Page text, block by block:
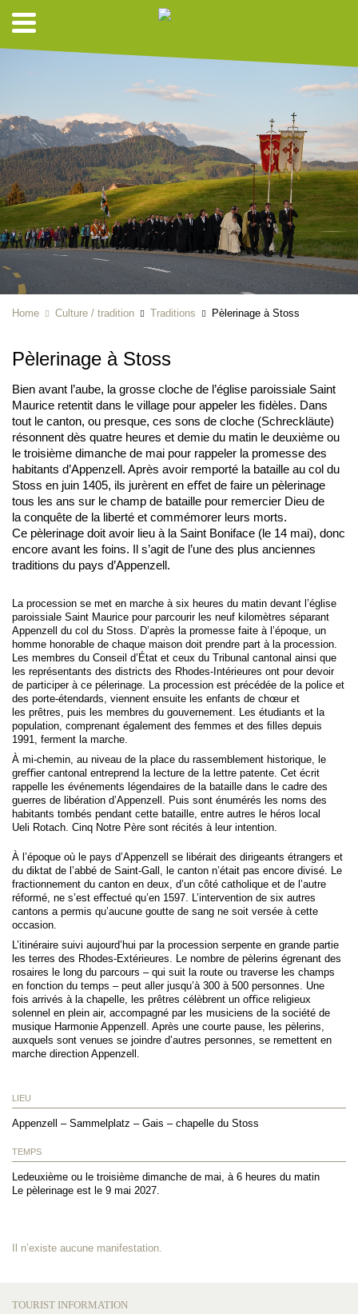
Home Culture / tradition Traditions Pèlerinage à Stoss
Pèlerinage à Stoss
Bien avant l’aube, la grosse cloche de l’église paroissiale Saint
Maurice retentit dans le village pour appeler les ﬁdèles. Dans
tout le canton, ou presque, ces sons de cloche (Schreckläute)
résonnent dès quatre heures et demie du matin le deuxième ou
le troisième dimanche de mai pour rappeler la promesse des
habitants d’Appenzell. Après avoir remporté la bataille au col du
Stoss en juin 1405, ils jurèrent en eﬀet de faire un pèlerinage
tous les ans sur le champ de bataille pour remercier Dieu de
la conquête de la liberté et commémorer leurs morts.
Ce pèlerinage doit avoir lieu à la Saint Boniface (le 14 mai), donc
encore avant les foins. Il s’agit de l’une des plus anciennes
traditions du pays d’Appenzell.
La procession se met en marche à six heures du matin devant l’église
paroissiale Saint Maurice pour parcourir les neuf kilomètres séparant
Appenzell du col du Stoss. D’après la promesse faite à l’époque, un
homme honorable de chaque maison doit prendre part à la procession.
Les membres du Conseil d’État et ceux du Tribunal cantonal ainsi que
les représentants des districts des Rhodes-Intérieures ont pour devoir
de participer à ce pélerinage. La procession est précédée de la police et
des porte-étendards, viennent ensuite les enfants de chœur et
les prêtres, puis les membres du gouvernement. Les étudiants et la
population, comprenant également des femmes et des ﬁlles depuis
1991, ferment la marche.
À mi-chemin, au niveau de la place du rassemblement historique, le
greﬃer cantonal entreprend la lecture de la lettre patente. Cet écrit
rappelle les événements légendaires de la bataille dans le cadre des
guerres de libération d’Appenzell. Puis sont énumérés les noms des
habitants tombés pendant cette bataille, entre autres le héros local
Ueli Rotach. Cinq Notre Père sont récités à leur intention.
À l’époque où le pays d’Appenzell se libérait des dirigeants étrangers et
du diktat de l’abbé de Saint-Gall, le canton n’était pas encore divisé. Le
fractionnement du canton en deux, d’un côté catholique et de l’autre
réformé, ne s’est eﬀectué qu’en 1597. L’intervention de six autres
cantons a permis qu’aucune goutte de sang ne soit versée à cette
occasion.
L’itinéraire suivi aujourd’hui par la procession serpente en grande partie
les terres des Rhodes-Extérieures. Le nombre de pèlerins égrenant des
rosaires le long du parcours – qui suit la route ou traverse les champs
en fonction du temps – peut aller jusqu’à 300 à 500 personnes. Une
fois arrivés à la chapelle, les prêtres célèbrent un oﬃce religieux
solennel en plein air, accompagné par les musiciens de la société de
musique Harmonie Appenzell. Après une courte pause, les pèlerins,
auxquels sont venues se joindre d’autres personnes, se remettent en
marche direction Appenzell.
LIEU
Appenzell – Sammelplatz – Gais – chapelle du Stoss
TEMPS
Ledeuxième ou le troisième dimanche de mai, à 6 heures du matin
Le pèlerinage est le 9 mai 2027.
Il n’existe aucune manifestation.
TOURIST INFORMATION